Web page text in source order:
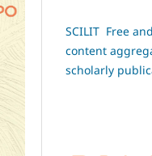
SCILIT Free
content
scholarly